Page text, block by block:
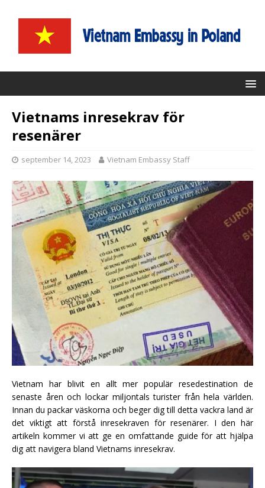
Vietnams inresekrav för
resenärer
september 14, 2023 Vietnam Embassy Staff
Vietnam har blivit en allt mer populär resedestination de
senaste åren och lockar miljontals turister från hela världen.
Innan du packar väskorna och beger dig till detta vackra land är
det viktigt att förstå inresekraven för resenärer. I den här
artikeln kommer vi att ge en omfattande guide för att hjälpa
dig att navigera bland Vietnams inresekrav.